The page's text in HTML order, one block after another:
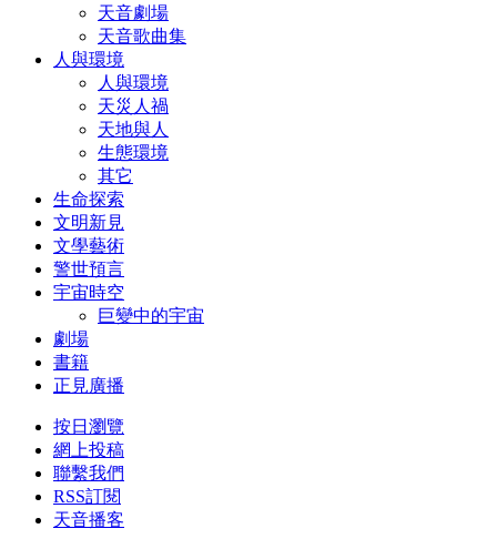
天音劇場
天音歌曲集
人與環境
人與環境
天災人禍
天地與人
生態環境
其它
生命探索
文明新見
文學藝術
警世預言
宇宙時空
巨變中的宇宙
劇場
書籍
正見廣播
按日瀏覽
網上投稿
聯繫我們
RSS訂閱
天音播客